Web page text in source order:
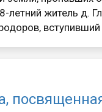
летний житель д.